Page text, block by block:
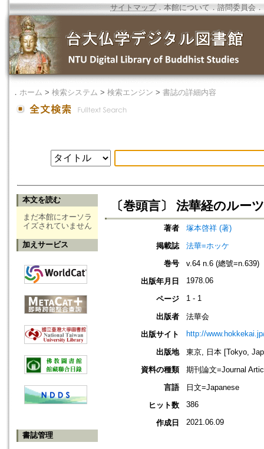
サイトマップ．本館について ． 諮問委員会 ．
． ホーム > 検索システム > 検索エンジン > 書誌の詳細内容
本文を読む
まだ本館にオーソラ
イズされていません
加えサービス
書誌管理
〔巻頭言〕 法華経のルーツ
著者
塚本啓祥 (著)
掲載誌
法華=ホッケ
巻号
v.64 n.6 (總號=n.639)
出版年月日
1978.06
ページ 1 - 1
出版者
法華会
出版サイト
http://
出版地
東京, 日本 [Tokyo,
資料の種類
期刊論文=Journal
言語
日文=Japanese
ヒット数
386
作成日 2021.06.09